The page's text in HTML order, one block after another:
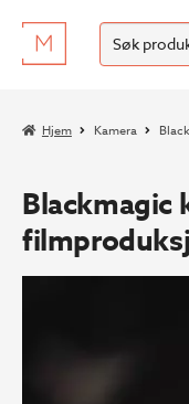
Hopp
til
Hopp
til
Søk
etter:
SØK
Hjem Kamera
Blackmagic